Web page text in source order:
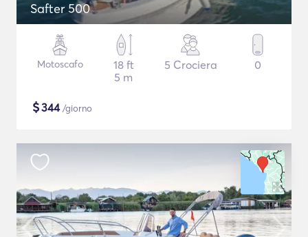
Safter 500
Motoscafo
18 ft
5 m
5 Crociera 0
$344/giorno